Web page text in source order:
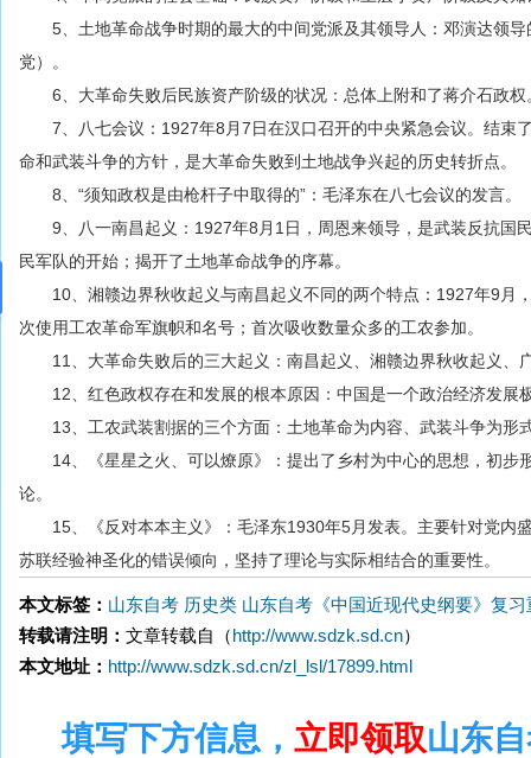
5、土地革命战争时期的最大的中间党派及其领导人：邓演达领导
党）。
6、大革命失败后民族资产阶级的状况：总体上附和了蒋介石政权
7、八七会议：1927年8月7日在汉口召开的中央紧急会议。结束
命和武装斗争的方针，是大革命失败到土地战争兴起的历史转折点。
8、“须知政权是由枪杆子中取得的”：毛泽东在八七会议的发言。
9、八一南昌起义：1927年8月1日，周恩来领导，是武装反抗国
民军队的开始；揭开了土地革命战争的序幕。
10、湘赣边界秋收起义与南昌起义不同的两个特点：1927年9月
次使用工农革命军旗帜和名号；首次吸收数量众多的工农参加。
11、大革命失败后的三大起义：南昌起义、湘赣边界秋收起义、
12、红色政权存在和发展的根本原因：中国是一个政治经济发展
13、工农武装割据的三个方面：土地革命为内容、武装斗争为形
14、《星星之火、可以燎原》：提出了乡村为中心的思想，初步
论。
15、《反对本本主义》：毛泽东1930年5月发表。主要针对党内
苏联经验神圣化的错误倾向，坚持了理论与实际相结合的重要性。
本文标签： 山东自考 历史类 山东自考《中国近现代史纲要》复习
转载请注明： 文章转载自（http://www.sdzk.sd.cn）
本文地址： http://www.sdzk.sd.cn/zl_lsl/17899.html
填写下方信息， 立即领取山东